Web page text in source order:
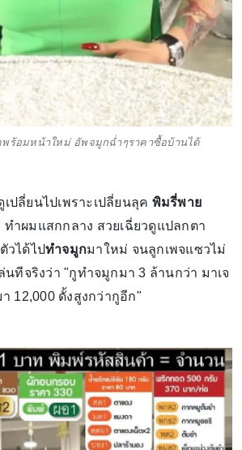
ร้อมหน้าใหม่ อัพจมูกฉ่ำๆราคาซื้อบ้านได้
ปลี่ยนไปเพราะเปลี่ยนลุค พิมรี่พาย
ทำผมแสกกลาง สวยเฉี่ยวดูแปลกตา
วได้ไปทำจมูกมาใหม่ จนลูกเพจแซวไม่
นทีจริงว่า "กูทำจมูกมา 3 ล้านกว่า มาเจ
12,000 ดั้งสูงกว่ากูอีก"